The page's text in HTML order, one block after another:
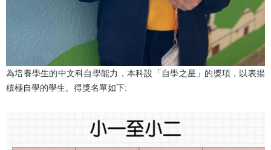
為培養學生的中文科自學能力，本科設「自學之星」的獎項，以表揚
積極自學的學生。得獎名單如下: